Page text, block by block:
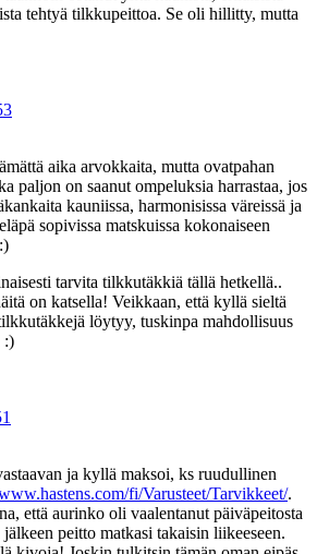
tehtyä tilkkupeittoa. Se oli hillitty, mutta
aika arvokkaita, mutta ovatpahan
paljon on saanut ompeluksia harrastaa, jos
kauniissa, harmonisissa väreissä ja
sopivissa matskuissa kokonaiseen
tarvita tilkkutäkkiä tällä hetkellä..
on katsella! Veikkaan, että kyllä sieltä
löytyy, tuskinpa mahdollisuus
:)
ja kyllä maksoi, ks ruudullinen
fi/Varusteet/Tarvikkeet/.
että aurinko oli vaalentanut päiväpeitosta
peitto matkasi takaisin liikeeseen.